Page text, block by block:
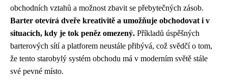
obchodních vztahů a možnost zbavit se přebytečných zásob.
Barter otevírá dveře kreativitě a umožňuje obchodovat i v
situacích, kdy je tok peněz omezený. Příkladů úspěšných
barterových sítí a platforem neustále přibývá, což svědčí o tom,
že tento starobylý systém obchodu má v moderním světě stále
své pevné místo.